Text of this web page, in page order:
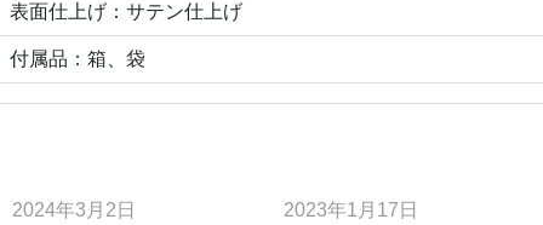
表面仕上げ：サテン仕上げ
付属品：箱、袋
2024年3月2日 2023年1月17日